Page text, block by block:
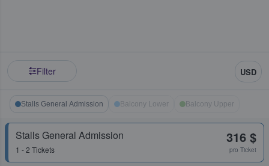
Filter USD
Stalls General Admission Balcony Lower Balcony Upper
Stalls General Admission
1 - 2 Tickets
316 $
pro Ticket